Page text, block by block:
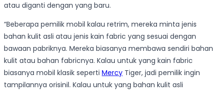
atau diganti dengan yang baru.
“Beberapa pemilik mobil kalau retrim, mereka minta jenis
bahan kulit asli atau jenis kain fabric yang sesuai dengan
bawaan pabriknya. Mereka biasanya membawa sendiri bahan
kulit atau bahan fabricnya. Kalau untuk yang kain fabric
biasanya mobil klasik seperti Mercy Tiger, jadi pemilik ingin
tampilannya orisinil. Kalau untuk yang bahan kulit asli